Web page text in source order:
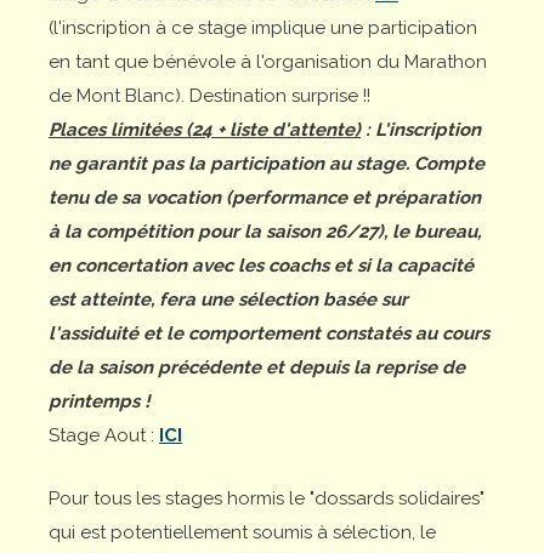
(l'inscription à ce stage implique une participation
en tant que bénévole à l'organisation du Marathon
de Mont Blanc). Destination surprise !!
Places limitées (24 + liste d'attente): L'inscription
ne garantit pas la participation au stage. Compte
tenu de sa vocation (performance et préparation
à la compétition pour la saison 26/27), le bureau,
en concertation avec les coachs et si la capacité
est atteinte, fera une sélection basée sur
l'assiduité et le comportement constatés au cours
de la saison précédente et depuis la reprise de
printemps !
Stage Aout : ICI
Pour tous les stages hormis le "dossards solidaires"
qui est potentiellement soumis à sélection, le